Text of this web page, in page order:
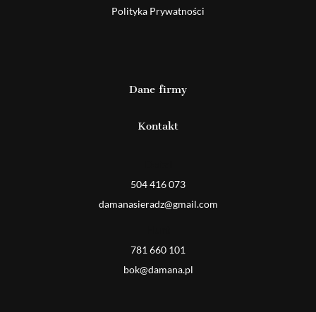
Polityka Prywatności
Dane firmy
Kontakt
504 416 073
damanasieradz@gmail.com
781 660 101
bok@damana.pl